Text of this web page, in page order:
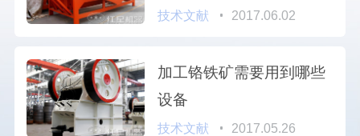
技术文献 2017.06.02
加工铬铁矿需要用到哪些
设备
技术文献 2017.05.26